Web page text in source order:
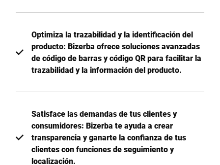
Optimiza la trazabilidad y la identificación del
producto: Bizerba ofrece soluciones avanzadas
de código de barras y código QR para facilitar la
trazabilidad y la información del producto.
Satisface las demandas de tus clientes y
consumidores: Bizerba te ayuda a crear
transparencia y ganarte la confianza de tus
clientes con funciones de seguimiento y
localización.